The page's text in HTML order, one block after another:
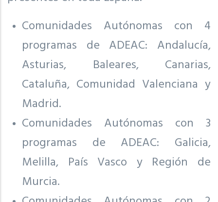
Comunidades Autónomas con 4
programas de ADEAC: Andalucía,
Asturias, Baleares, Canarias,
Cataluña, Comunidad Valenciana y
Madrid.
Comunidades Autónomas con 3
programas de ADEAC: Galicia,
Melilla, País Vasco y Región de
Murcia.